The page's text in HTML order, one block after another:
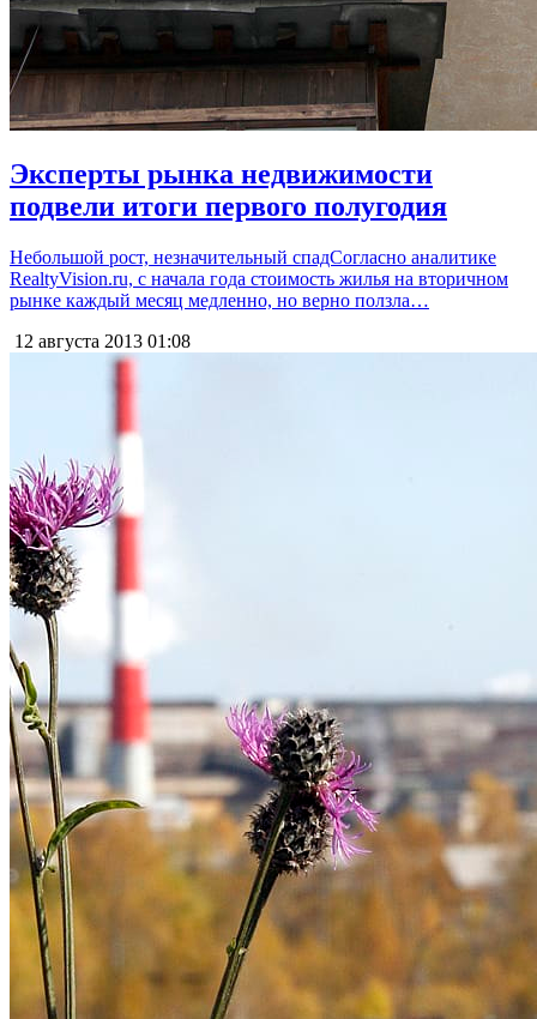
Эксперты рынка недвижимости
подвели итоги первого полугодия
Небольшой рост, незначительный спадСогласно аналитике
RealtyVision.ru, с начала года стоимость жилья на вторичном
рынке каждый месяц медленно, но верно ползла…
12 августа 2013 01:08